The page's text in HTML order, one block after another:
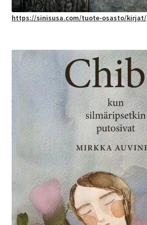
https://sinisusa.com/tuote-osasto/kirjat/